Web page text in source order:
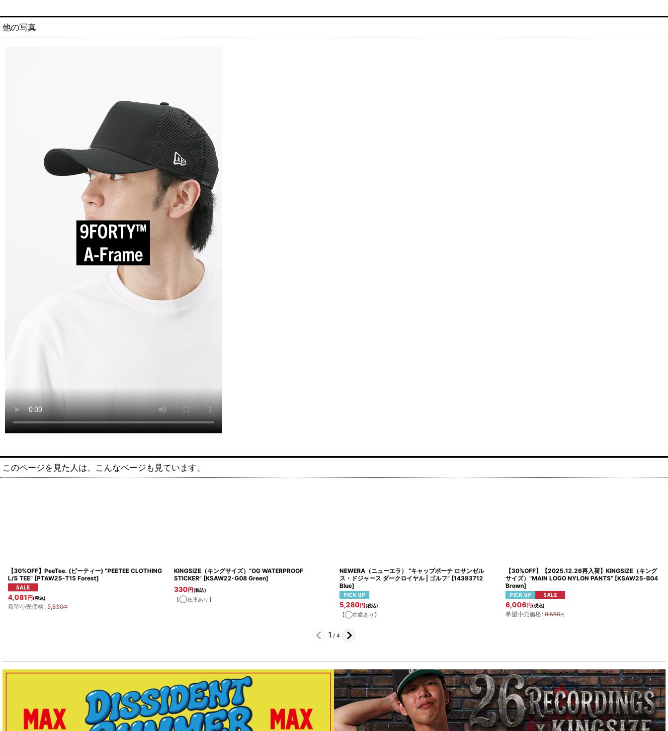
他の写真
このページを見た人は、こんなページも見ています。
【30%OFF】PeeTee. (ピーティー) “PEETEE CLOTHING
L/S TEE” [PTAW25-T15 Forest]
4,081 円(税込)
希望小売価格: 5,830円
KINGSIZE（キングサイズ）“OG WATERPROOF
STICKER” [KSAW22-G08 Green]
330 円(税込)
【◯在庫あり】
NEWERA（ニューエラ） “キャップポーチ ロサンゼル
ス・ドジャース ダークロイヤル | ゴルフ” [14393712
Blue]
5,280 円(税込)
【◯在庫あり】
【30%OFF】【2025.12.26再入荷】KINGSIZE（キング
サイズ）“MAIN LOGO NYLON PANTS” [KSAW25-B04
Brown]
6,006円(税込)
希望小売価格: 8,580円
1 / 4